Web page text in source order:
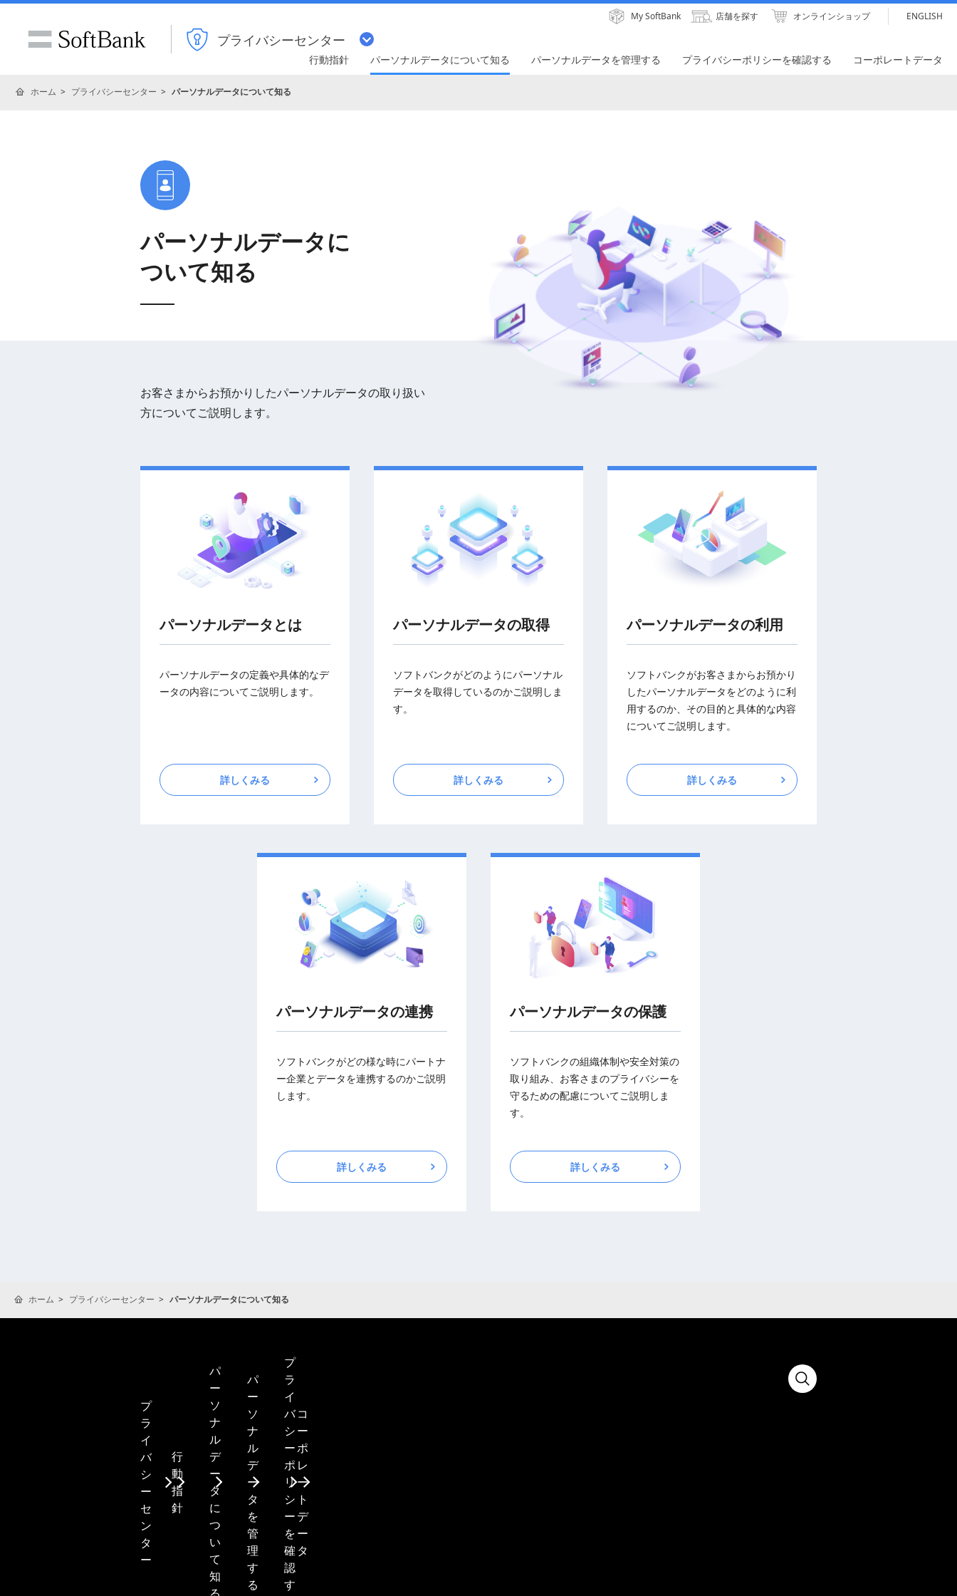
プライバシーセンター
My SoftBank 店舗を探す オンラインショップ ENGLISH
行動指針 パーソナルデータについて知る パーソナルデータを管理する プライバシーポリシーを確認する コーポレートデータ
ホーム プライバシーセンター パーソナルデータについて知る
パーソナルデータに
ついて知る
お客さまからお預かりしたパーソナルデータの取り扱い
方についてご説明します。
パーソナルデータとは
パーソナルデータの定義や具体的なデ
ータの内容についてご説明します。
詳しくみる
パーソナルデータの取得
ソフトバンクがどのようにパーソナル
データを取得しているのかご説明しま
す。
詳しくみる
パーソナルデータの利用
ソフトバンクがお客さまからお預かり
したパーソナルデータをどのように利
用するのか、その目的と具体的な内容
についてご説明します。
詳しくみる
パーソナルデータの連携
ソフトバンクがどの様な時にパートナ
ー企業とデータを連携するのかご説明
します。
詳しくみる
パーソナルデータの保護
ソフトバンクの組織体制や安全対策の
取り組み、お客さまのプライバシーを
守るための配慮についてご説明しま
す。
詳しくみる
ホーム プライバシーセンター パーソナルデータについて知る
プ
ラ
イ
バ
シ
ー
セ
ン
タ
ー
行
動
指
針
パ
ー
ソ
ナ
ル
デ
ー
タ
に
つ
い
て
知
パ
ー
ソ
ナ
ル
デ
ー
タ
を
管
理
す
る
プ
ラ
イ
バ
シ
ー
ポ
リ
シ
ー
を
確
認
す
コ
ー
ポ
レ
ー
ト
デ
ー
タ